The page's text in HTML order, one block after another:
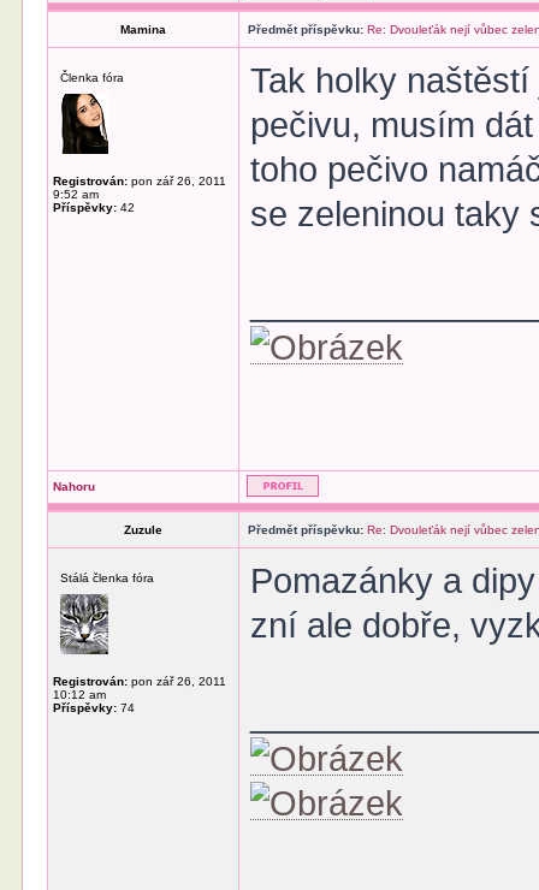
Mamina Předmět příspěvku: Re: Dvouleťák nejí vůbec
Členka fóra
Registrován: pon zář 26, 2011
9:52 am
Příspěvky: 42
Tak holky
pečivu, musím
toho pečivo
se zeleninou taky
Nahoru
Zuzule Předmět příspěvku: Re: Dvouleťák nejí vůbec
Stálá členka fóra
Registrován: pon zář 26, 2011
10:12 am
Příspěvky: 74
Pomazánky a
zní ale dobře,